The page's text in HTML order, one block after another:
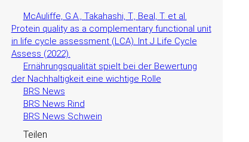
McAuliffe, G.A., Takahashi, T., Beal, T. et al.
Protein quality as a complementary functional unit
in life cycle assessment (LCA). Int J Life Cycle
Assess (2022).
Ernährungsqualität spielt bei der Bewertung
der Nachhaltigkeit eine wichtige Rolle
BRS News
BRS News Rind
BRS News Schwein
Teilen